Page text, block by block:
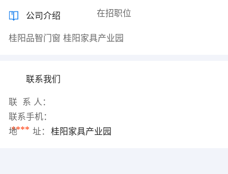
在招职位
公司介绍
桂阳品智门窗 桂阳家具产业园
联系我们
联 系 人：
联系手机：
****
地 址： 桂阳家具产业园